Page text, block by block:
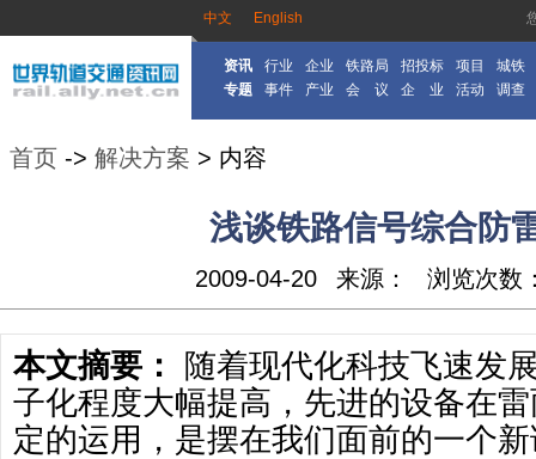
中文 English
资讯 行业 企业 铁路局 招投标 项目
城铁
专题
事件 产业 会 议 企 业 活动 调查
首页 -> 解决方案 > 内容
浅谈铁路信号综合防
2009-04-20 来源： 浏览次数
本文摘要：
随着现代化科技飞速发
子化程度大幅提高，先进的设备在
定的运用，是摆在我们面前的一个